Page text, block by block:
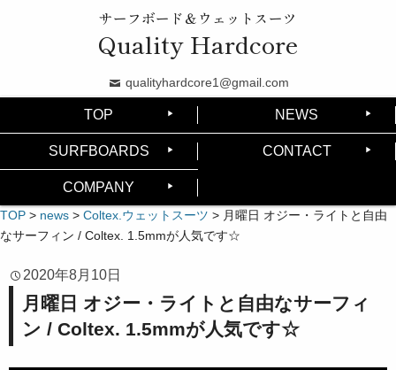
サーフボード＆ウェットスーツ
Quality Hardcore
qualityhardcore1@gmail.com
TOP NEWS
SURFBOARDS CONTACT
COMPANY
TOP > news > Coltex.ウェットスーツ > 月曜日 オジー・ライトと自由
なサーフィン / Coltex. 1.5mmが人気です☆
2020年8月10日
月曜日 オジー・ライトと自由なサーフィ
ン / Coltex. 1.5mmが人気です☆